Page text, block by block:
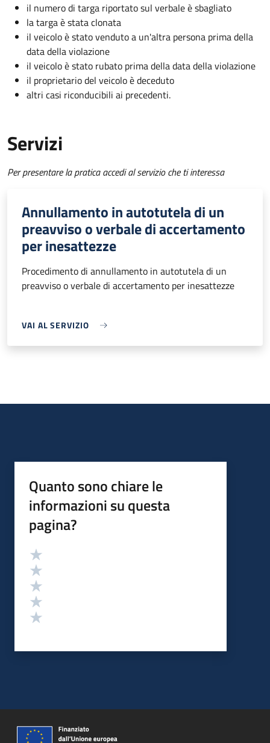
il numero di targa riportato sul verbale è sbagliato
la targa è stata clonata
il veicolo è stato venduto a un'altra persona prima della
data della violazione
il veicolo è stato rubato prima della data della violazione
il proprietario del veicolo è deceduto
altri casi riconducibili ai precedenti.
Servizi
Per presentare la pratica accedi al servizio che ti interessa
Annullamento in autotutela di un
preavviso o verbale di accertamento
per inesattezze
Procedimento di annullamento in autotutela di un
preavviso o verbale di accertamento per inesattezze
VAI AL SERVIZIO
Quanto sono chiare le
informazioni su questa
pagina?
Valutazione